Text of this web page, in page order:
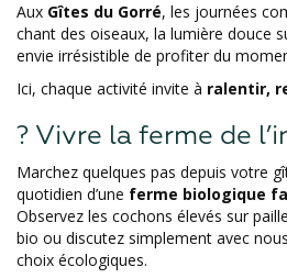
Aux Gîtes du Gorré, les journées
chant des oiseaux, la lumière douce
envie irrésistible de profiter du
Ici, chaque activité invite à ralentir,
? Vivre la ferme de
Marchez quelques pas depuis votre
quotidien d’une ferme biologique
Observez les cochons élevés sur
bio ou discutez simplement avec
choix écologiques.